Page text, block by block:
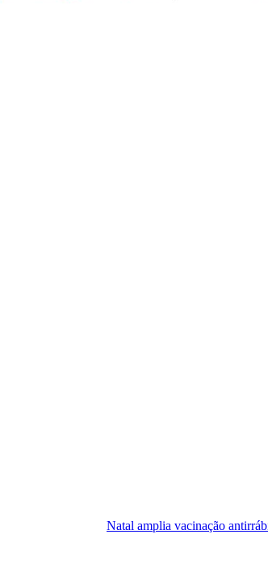
Natal amplia vacinação antirrábica neste sábado